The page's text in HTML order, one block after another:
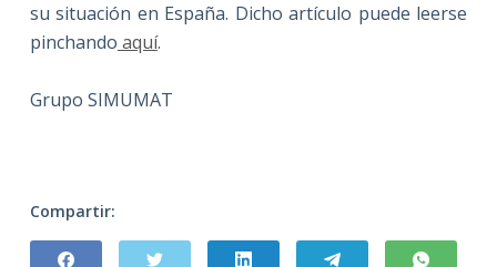
su situación en España. Dicho artículo puede leerse
pinchando aquí.
Grupo SIMUMAT
Compartir: